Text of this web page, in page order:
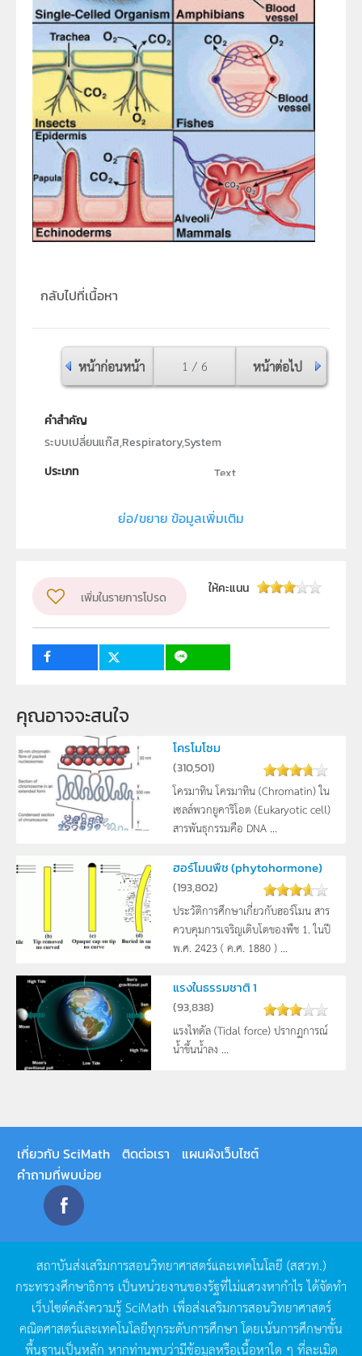
กลับไปที่เนื้อหา
หน้าก่อนหน้า 1 / 6 หน้าต่อไป
คำสำคัญ
ระบบเปลี่ยนแก๊ส,Respiratory,System
ประเภท
Text
สถาบันส่งเสริมการสอนวิทยาศาสตร์และเทคโนโลยี (สสวท.)
วิชา
ชีววิทยา
กลุ่มเป้าหมาย
ครู, นักเรียน
ย่อ/ขยาย ข้อมูลเพิ่มเติม
เพิ่มในรายการโปรด
ให้คะแนน
คุณอาจจะสนใจ
โครโมโซม
(310,501)
โครมาทิน โครมาทิน (Chromatin) ใน
เซลล์พวกยูคาริโอต (Eukaryotic cell)
สารพันธุกรรมคือ DNA ...
ฮอร์โมนพืช (phytohormone)
(193,802)
ประวัติการศึกษาเกี่ยวกับฮอร์โมน สาร
ควบคุมการเจริญเติบโตของพืช 1. ในปี
พ.ศ. 2423 ( ค.ศ. 1880 ) ...
แรงในธรรมชาติ 1
(93,838)
แรงไทดัล (Tidal force) ปรากฏการณ์
น้ำขึ้นน้ำลง ...
เกี่ยวกับ SciMath ติดต่อเรา
แผนผังเว็บไซต์
คำถามที่พบบ่อย
สถาบันส่งเสริมการสอนวิทยาศาสตร์และเทคโนโลยี (สสวท.)
กระทรวงศึกษาธิการ เป็นหน่วยงานของรัฐที่ไม่แสวงหากำไรได้จัดทำ
เว็บไซต์คลังความรู้SciMath เพื่อส่งเสริมการสอนวิทยาศาสตร์
คณิตศาสตร์และเทคโนโลยีทุกระดับการศึกษา โดยเน้นการศึกษาขั้น
พื้นฐานเป็นหลัก หากท่านพบว่ามีข้อมูลหรือเนื้อหาใด ๆ ที่ละเมิด